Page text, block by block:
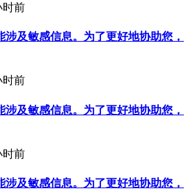
时前
涉及敏感信息。为了更好地协助您，
时前
涉及敏感信息。为了更好地协助您，
时前
涉及敏感信息。为了更好地协助您，